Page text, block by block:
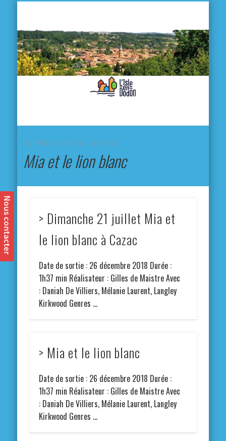
CURRENTLY BROWSING TAG
Mia et le lion blanc
> Dimanche 21 juillet Mia et
le lion blanc à Cazac
Date de sortie : 26 décembre 2018 Durée :
1h37 min Réalisateur : Gilles de Maistre Avec
: Daniah De Villiers, Mélanie Laurent, Langley
Kirkwood Genres …
> Mia et le lion blanc
Date de sortie : 26 décembre 2018 Durée :
1h37 min Réalisateur : Gilles de Maistre Avec
: Daniah De Villiers, Mélanie Laurent, Langley
Kirkwood Genres …